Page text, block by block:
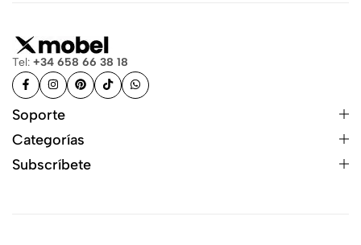
Tel: +34 658 66 38 18
Soporte
Categorías
Subscríbete